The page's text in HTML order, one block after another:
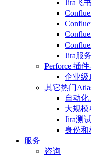
Jira飞
Jira服
Perforce 插
企业级
其它热门
自动化
大规模
Jira测
身份和
服务
咨询